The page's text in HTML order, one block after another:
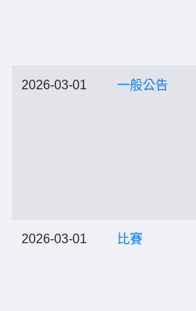
2026-03-01 一般公告
2026-03-01 比賽